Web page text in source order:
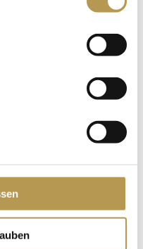
wir Ihnen Zeit, um ganz
auf Wunsch jede
welcher natürlich auch
werden kann. Wir
unserem Wellnesshotel
Aufenthalt. Ihr